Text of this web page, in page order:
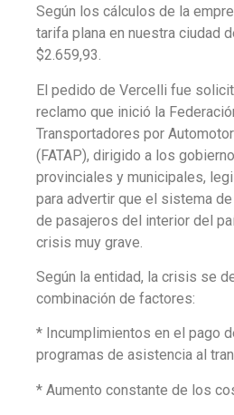
Según los cálculos de la
tarifa plana en nuestra ciudad
$2.659,93.
El pedido de Vercelli fue
reclamo que inició la
Transportadores por
(FATAP), dirigido a los
provinciales y municipales,
para advertir que el sistema
de pasajeros del interior del
crisis muy grave.
Según la entidad, la crisis se
combinación de factores:
* Incumplimientos en el pago
programas de asistencia al
* Aumento constante de los